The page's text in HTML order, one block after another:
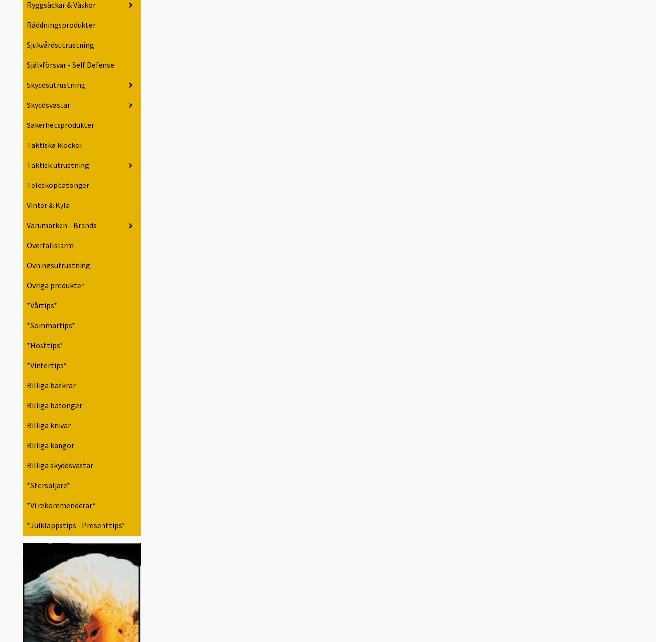
Ryggsäckar & Väskor
Räddningsprodukter
Sjukvårdsutrustning
Självförsvar - Self Defense
Skyddsutrustning
Skyddsvästar
Säkerhetsprodukter
Taktiska klockor
Taktisk utrustning
Teleskopbatonger
Vinter & Kyla
Varumärken - Brands
Överfallslarm
Övningsutrustning
Övriga produkter
*Vårtips*
*Sommartips*
*Hösttips*
*Vintertips*
Billiga baskrar
Billiga batonger
Billiga knivar
Billiga kängor
Billiga skyddsvästar
*Storsäljare*
*Vi rekommenderar*
*Julklappstips - Presenttips*